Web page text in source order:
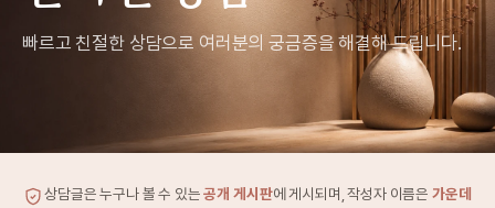
빠르고 친절한 상담으로 여러분의 궁금증을 해결해 드립니다.
상담글은 누구나 볼 수 있는공개 게시판에 게시되며, 작성자 이름은 가운데